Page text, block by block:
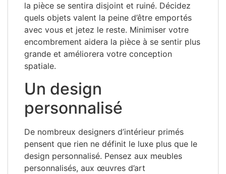
la pièce se sentira disjoint et ruiné. Décidez
quels objets valent la peine d’être emportés
avec vous et jetez le reste. Minimiser votre
encombrement aidera la pièce à se sentir plus
grande et améliorera votre conception
spatiale.
Un design
personnalisé
De nombreux designers d’intérieur primés
pensent que rien ne définit le luxe plus que le
design personnalisé. Pensez aux meubles
personnalisés, aux œuvres d’art